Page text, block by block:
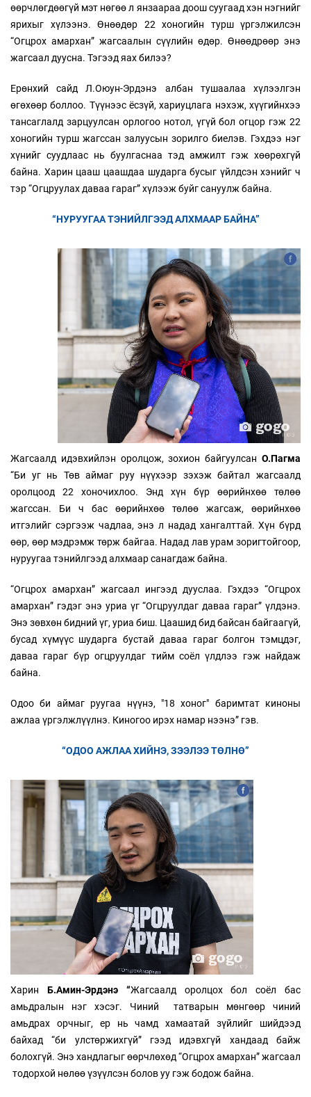
өөрчлөгдөөгүй мэт нөгөө л янзаараа доош суугаад хэн нэгнийг
ярихыг хүлээнэ. Өнөөдөр 22 хоногийн турш үргэлжилсэн
“Огцрох амархан” жагсаалын сүүлийн өдөр. Өнөөдрөөр энэ
жагсаал дуусна. Тэгээд яах билээ?
Ерөнхий сайд Л.Оюун-Эрдэнэ албан тушаалаа хүлээлгэн
өгөхөөр боллоо. Түүнээс ёсзүй, хариуцлага нэхэж, хүүгийнхээ
тансаглалд зарцуулсан орлогоо нотол, үгүй бол огцор гэж 22
хоногийн турш жагссан залуусын зорилго биелэв. Гэхдээ нэг
хүнийг суудлаас нь буулгаснаа тэд амжилт гэж хөөрөхгүй
байна. Харин цааш цаашдаа шударга бусыг үйлдсэн хэнийг ч
тэр “Огцруулах даваа гараг” хүлээж буйг сануулж байна.
“НУРУУГАА ТЭНИЙЛГЭЭД АЛХМААР БАЙНА”
Жагсаалд идэвхийлэн оролцож, зохион байгуулсан О.Пагма
“Би уг нь Төв аймаг руу нүүхээр зэхэж байтал жагсаалд
оролцоод 22 хоночихлоо. Энд хүн бүр өөрийнхөө төлөө
жагссан. Би ч бас өөрийнхөө төлөө жагсаж, өөрийнхөө
итгэлийг сэргээж чадлаа, энэ л надад хангалттай. Хүн бүрд
өөр, өөр мэдрэмж төрж байгаа. Надад лав урам зоригтойгоор,
нуруугаа тэнийлгээд алхмаар санагдаж байна.
“Огцрох амархан” жагсаал ингээд дууслаа. Гэхдээ “Огцрох
амархан” гэдэг энэ уриа үг “Огцруулдаг даваа гараг” үлдэнэ.
Энэ зөвхөн бидний үг, уриа биш. Цаашид бид байсан байгаагүй,
бусад хүмүүс шударга бустай даваа гараг болгон тэмцдэг,
даваа гараг бүр огцруулдаг тийм соёл үлдлээ гэж найдаж
байна.
Одоо би аймаг руугаа нүүнэ, "18 хоног" баримтат киноны
ажлаа үргэлжлүүлнэ. Киногоо ирэх намар нээнэ” гэв.
“ОДОО АЖЛАА ХИЙНЭ, ЗЭЭЛЭЭ ТӨЛНӨ”
Харин Б.Амин-Эрдэнэ “Жагсаалд оролцох бол соёл бас
амьдралын нэг хэсэг. Чиний татварын мөнгөөр чиний
амьдрах орчныг, ер нь чамд хамаатай зүйлийг шийдээд
байхад “би улстөржихгүй” гээд идэвхгүй хандаад байж
болохгүй. Энэ хандлагыг өөрчлөхөд “Огцрох амархан” жагсаал
тодорхой нөлөө үзүүлсэн болов уу гэж бодож байна.